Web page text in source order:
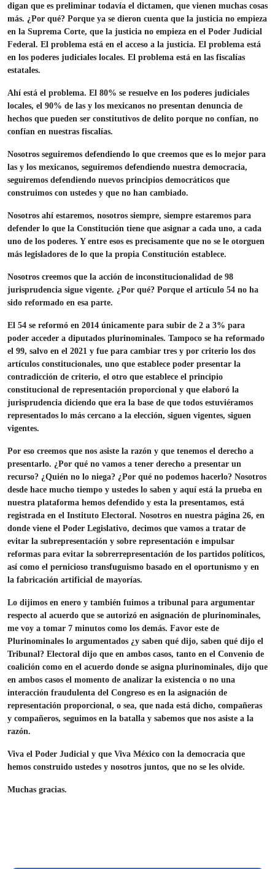
digan que es preliminar todavía el dictamen, que vienen muchas cosas
más. ¿Por qué? Porque ya se dieron cuenta que la justicia no empieza
en la Suprema Corte, que la justicia no empieza en el Poder Judicial
Federal. El problema está en el acceso a la justicia. El problema está
en los poderes judiciales locales. El problema está en las fiscalías
estatales.
Ahí está el problema. El 80% se resuelve en los poderes judiciales
locales, el 90% de las y los mexicanos no presentan denuncia de
hechos que pueden ser constitutivos de delito porque no confían, no
confían en nuestras fiscalías.
Nosotros seguiremos defendiendo lo que creemos que es lo mejor para
las y los mexicanos, seguiremos defendiendo nuestra democracia,
seguiremos defendiendo nuevos principios democráticos que
construimos con ustedes y que no han cambiado.
Nosotros ahí estaremos, nosotros siempre, siempre estaremos para
defender lo que la Constitución tiene que asignar a cada uno, a cada
uno de los poderes. Y entre esos es precisamente que no se le otorguen
más legisladores de lo que la propia Constitución establece.
Nosotros creemos que la acción de inconstitucionalidad de 98
jurisprudencia sigue vigente. ¿Por qué? Porque el artículo 54 no ha
sido reformado en esa parte.
El 54 se reformó en 2014 únicamente para subir de 2 a 3% para
poder acceder a diputados plurinominales. Tampoco se ha reformado
el 99, salvo en el 2021 y fue para cambiar tres y por criterio los dos
artículos constitucionales, uno que establece poder presentar la
contradicción de criterio, el otro que establece el principio
constitucional de representación proporcional y que elaboró la
jurisprudencia diciendo que era la base de que todos estuviéramos
representados lo más cercano a la elección, siguen vigentes, siguen
vigentes.
Por eso creemos que nos asiste la razón y que tenemos el derecho a
presentarlo. ¿Por qué no vamos a tener derecho a presentar un
recurso? ¿Quién no lo niega? ¿Por qué no podemos hacerlo? Nosotros
desde hace mucho tiempo y ustedes lo saben y aquí está la prueba en
nuestra plataforma hemos defendido y esta la presentamos, está
registrada en el Instituto Electoral. Nosotros en nuestra página 26, en
donde viene el Poder Legislativo, decimos que vamos a tratar de
evitar la subrepresentación y sobre representación e impulsar
reformas para evitar la sobrerrepresentación de los partidos políticos,
así como el pernicioso transfuguismo basado en el oportunismo y en
la fabricación artificial de mayorías.
Lo dijimos en enero y también fuimos a tribunal para argumentar
respecto al acuerdo que se autorizó en asignación de plurinominales,
me voy a tomar 7 minutos como los demás. Favor este de
Plurinominales lo argumentados ¿y saben qué dijo, saben qué dijo el
Tribunal? Electoral dijo que en ambos casos, tanto en el Convenio de
coalición como en el acuerdo donde se asigna plurinominales, dijo que
en ambos casos el momento de analizar la existencia o no una
interacción fraudulenta del Congreso es en la asignación de
representación proporcional, o sea, que nada está dicho, compañeras
y compañeros, seguimos en la batalla y sabemos que nos asiste a la
razón.
Viva el Poder Judicial y que Viva México con la democracia que
hemos construido ustedes y nosotros juntos, que no se les olvide.
Muchas gracias.